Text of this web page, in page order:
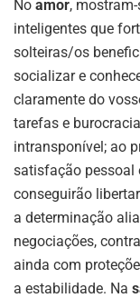
No amor,
inteligentes que
solteiras/os
socializar e
claramente do
tarefas e
intransponível; ao
satisfação pessoal
conseguirão
a determinação
negociações,
ainda com
a estabilidade. Na